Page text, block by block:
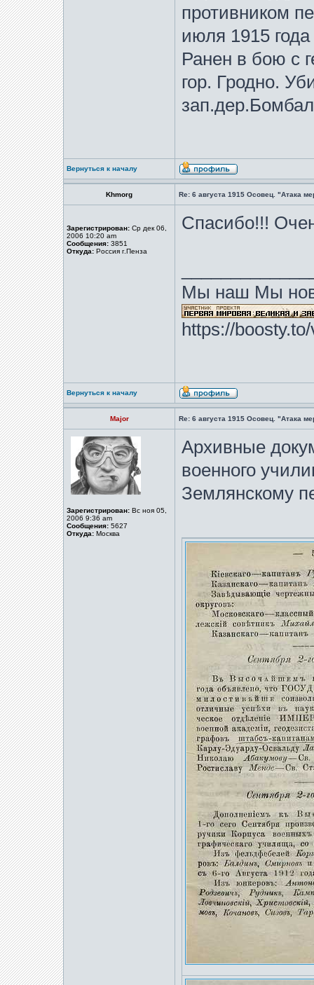
противником
июля 1915
Ранен в бою с
гор. Гродно.
Вернуться к началу
Khmorg Re: 6 августа 1915 Осовец. "Атака
Зарегистрирован: Ср дек 06,
2006 10:20 am
Сообщения: 3851
Откуда: Россия г.Пенза
Спасибо!!!
Мы наш Мы
https://
Вернуться к началу
Major Re: 6 августа 1915 Осовец. "Атака
Зарегистрирован: Вс ноя 05,
2006 9:36 am
Сообщения: 5627
Откуда: Москва
Архивные
военного
Землянскому